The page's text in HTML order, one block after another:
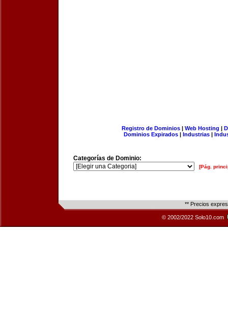
Registro de Dominios| Web Hosting |
Dominios Expirados | Industrias |
Categorías de Dominio:
[Pág.
** Precios
© 2002/2022 Solo10.com